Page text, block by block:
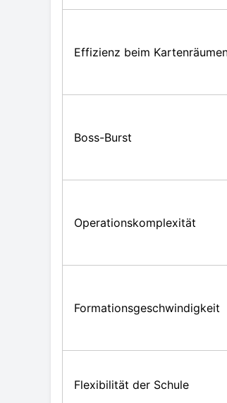
Effizienz beim
Boss-Burst
Operationskomplexität
Formationsgeschwindigkeit
Flexibilität der Schule